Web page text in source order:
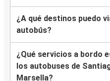
¿A qué destinos puedo
autobús?
¿Qué servicios a bordo
los autobuses de
Marsella?